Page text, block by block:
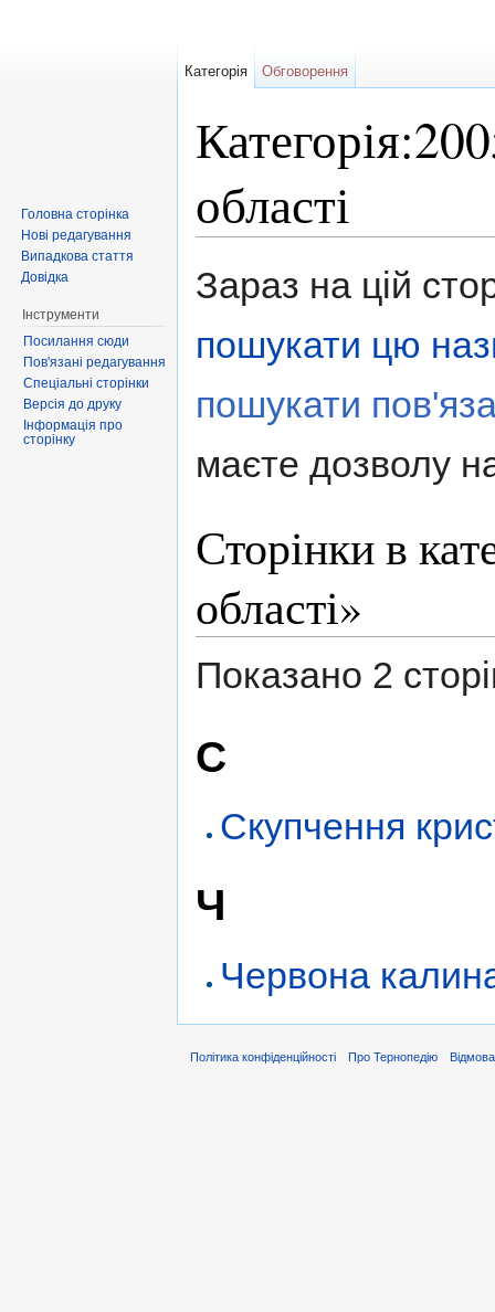
області
Зараз на цій
пошукати цю
пошукати
маєте дозволу
Сторінки в
області»
Показано 2
С
Скупчення
Ч
Червона
Категорія Обговорення
Головна сторінка
Нові редагування
Випадкова стаття
Довідка
Інструменти
Посилання сюди
Пов'язані редагування
Спеціальні сторінки
Версія до друку
Інформація про
сторінку
Політика конфіденційності Про Тернопедію Відмова